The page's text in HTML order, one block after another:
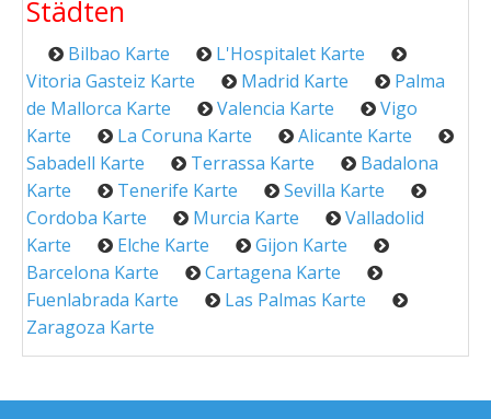
Städten
Bilbao Karte
L'Hospitalet Karte
Vitoria Gasteiz Karte
Madrid Karte
Palma
de Mallorca Karte
Valencia Karte
Vigo
Karte
La Coruna Karte
Alicante Karte
Sabadell Karte
Terrassa Karte
Badalona
Karte
Tenerife Karte
Sevilla Karte
Cordoba Karte
Murcia Karte
Valladolid
Karte
Elche Karte
Gijon Karte
Barcelona Karte
Cartagena Karte
Fuenlabrada Karte
Las Palmas Karte
Zaragoza Karte